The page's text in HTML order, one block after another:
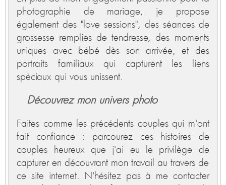
photographie de mariage, je propose
également des "love sessions", des séances de
grossesse remplies de tendresse, des moments
uniques avec bébé dès son arrivée, et des
portraits familiaux qui capturent les liens
spéciaux qui vous unissent.
Découvrez mon univers photo
Faites comme les précédents couples qui m'ont
fait confiance : parcourez ces histoires de
couples heureux que j'ai eu le privilège de
capturer en découvrant mon travail au travers de
ce site internet. N'hésitez pas à me contacter